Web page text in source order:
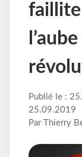
faillite
Publié le :
25.09.2019
Par Thierry